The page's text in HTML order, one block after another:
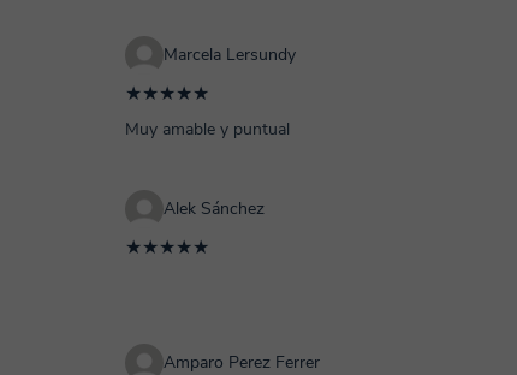
Marcela Lersundy
★★★★★
Muy amable y puntual
Alek Sánchez
★★★★★
Amparo Perez Ferrer